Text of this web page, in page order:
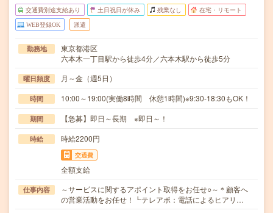
交通費別途支給あり 土日祝日が休み 残業なし 在宅・リモート
WEB登録OK 派遣
勤務地
東京都港区
六本木一丁目駅から徒歩4分／六本木駅から徒歩5分
曜日頻度 月～金（週5日）
時間 10:00～19:00(実働8時間 休憩1時間)※9:30-18:30もOK！
期間 【急募】即日～長期 ※即日～！
時給 時給2200円
交通費
全額支給
仕事内容
～サービスに関するアポイント取得をお任せ○～＊顧客へ
の営業活動をお任せ！┗テレアポ：電話によるヒアリ…